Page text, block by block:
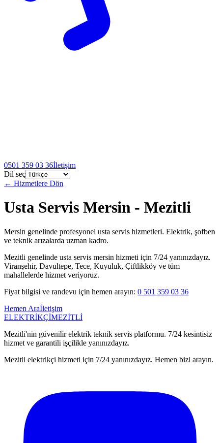
0501 359 03 36İletişim
Dil seç
← Hizmetlere Dön
Usta Servis Mersin - Mezitli
Mersin genelinde profesyonel usta servis hizmetleri. Elektrik, şofben
ve teknik arızalarda uzman kadro.
Mezitli genelinde usta servis mersin hizmeti için 7/24 yanınızdayız.
Viranşehir, Davultepe, Tece, Kuyuluk, Çiftlikköy ve tüm
mahallelerde hizmet veriyoruz.
Fiyat bilgisi ve randevu için hemen arayın: 0 501 359 03 36
Hemen Araİletişim
ELEKTRİKÇİMEZİTLİ
Mezitli'nin güvenilir elektrik teknik servis platformu. 7/24 kesintisiz
hizmet ve garantili işçilikle yanınızdayız.
Mezitli elektrikçi hizmeti için 7/24 yanınızdayız. Hemen bizi arayın.